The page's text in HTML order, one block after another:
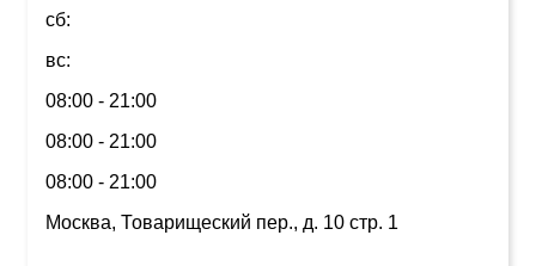
сб:
вс:
08:00 - 21:00
08:00 - 21:00
08:00 - 21:00
Москва, Товарищеский пер., д. 10 стр. 1